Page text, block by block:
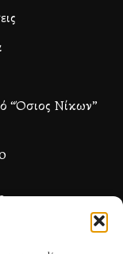
“Όσιος Νίκων”